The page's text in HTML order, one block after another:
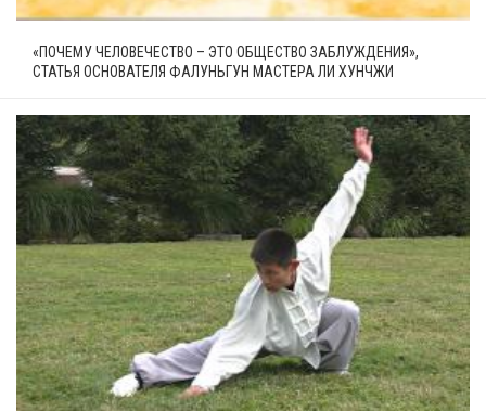
«ПОЧЕМУ ЧЕЛОВЕЧЕСТВО – ЭТО ОБЩЕСТВО ЗАБЛУЖДЕНИЯ»,
СТАТЬЯ ОСНОВАТЕЛЯ ФАЛУНЬГУН МАСТЕРА ЛИ ХУНЧЖИ